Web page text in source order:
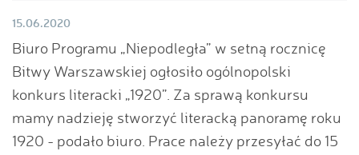
15.06.2020
Biuro Programu „Niepodległa” w setną rocznicę
Bitwy Warszawskiej ogłosiło ogólnopolski
konkurs literacki „1920”. Za sprawą konkursu
mamy nadzieję stworzyć literacką panoramę roku
1920 - podało biuro. Prace należy przesyłać do 15